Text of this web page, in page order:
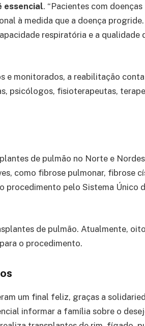
essencial. “Pacientes com doenças
à medida que a doença progride.
respiratória e a qualidade
e monitorados, a reabilitação
psicólogos, fisioterapeutas,
de pulmão no Norte e
como fibrose pulmonar, fibrose
procedimento pelo Sistema Único
de pulmão. Atualmente,
o procedimento.
um final feliz, graças a
informar a família sobre o